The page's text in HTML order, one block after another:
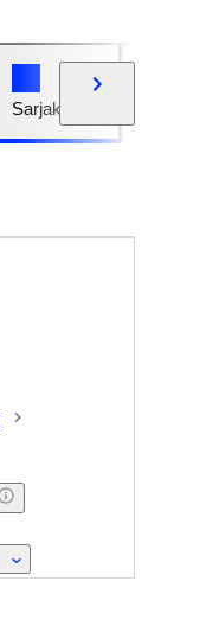
Sarjakuvat